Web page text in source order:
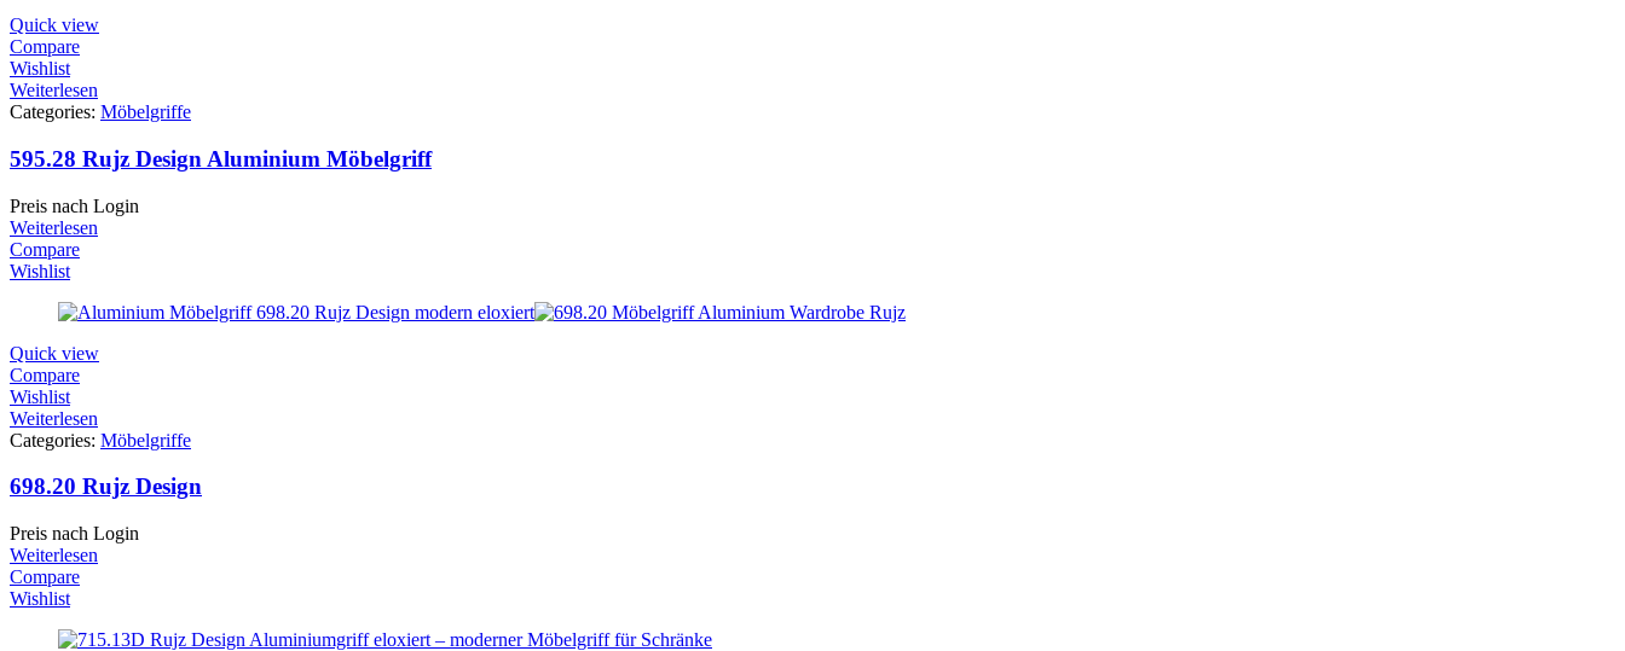
Quick view
Compare
Wishlist
Weiterlesen
Categories: Möbelgriffe
595.28 Rujz Design Aluminium Möbelgriff
Preis nach Login
Weiterlesen
Compare
Wishlist
Quick view
Compare
Wishlist
Weiterlesen
Categories: Möbelgriffe
698.20 Rujz Design
Preis nach Login
Weiterlesen
Compare
Wishlist